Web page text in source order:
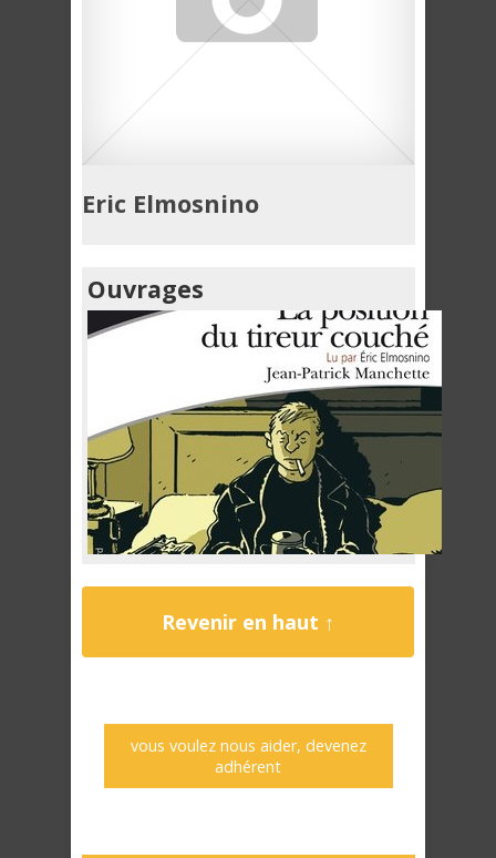
Eric Elmosnino
Ouvrages
Revenir en haut ↑
vous voulez nous aider, devenez
adhérent